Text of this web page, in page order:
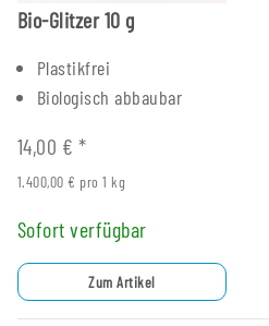
Bio-Glitzer 10 g
Plastikfrei
Biologisch abbaubar
14,00 € *
1.400,00 € pro 1 kg
Sofort verfügbar
Zum Artikel